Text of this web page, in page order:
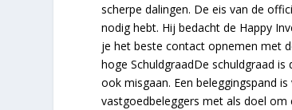
scherpe dalingen. De eis van de
nodig hebt. Hij bedacht de Happy
je het beste contact opnemen met
hoge SchuldgraadDe schuldgraad
ook misgaan. Een beleggingspand
vastgoedbeleggers met als doel